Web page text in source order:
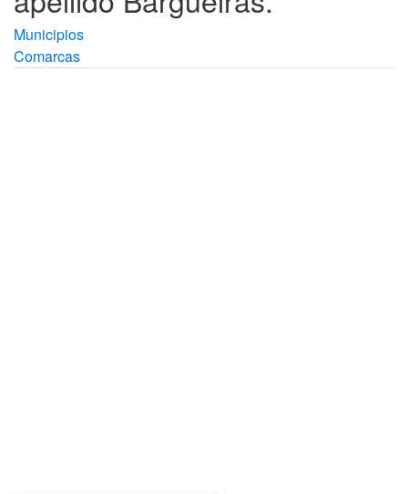
Municipios
Comarcas